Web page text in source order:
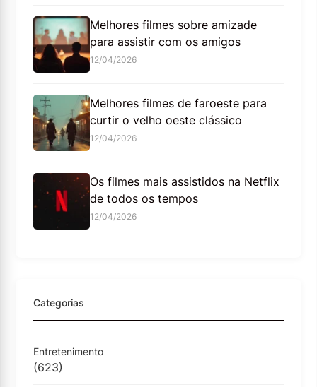
Melhores filmes sobre amizade
para assistir com os amigos
12/04/2026
Melhores filmes de faroeste para
curtir o velho oeste clássico
12/04/2026
Os filmes mais assistidos na Netflix
de todos os tempos
12/04/2026
Categorias
Entretenimento
(623)